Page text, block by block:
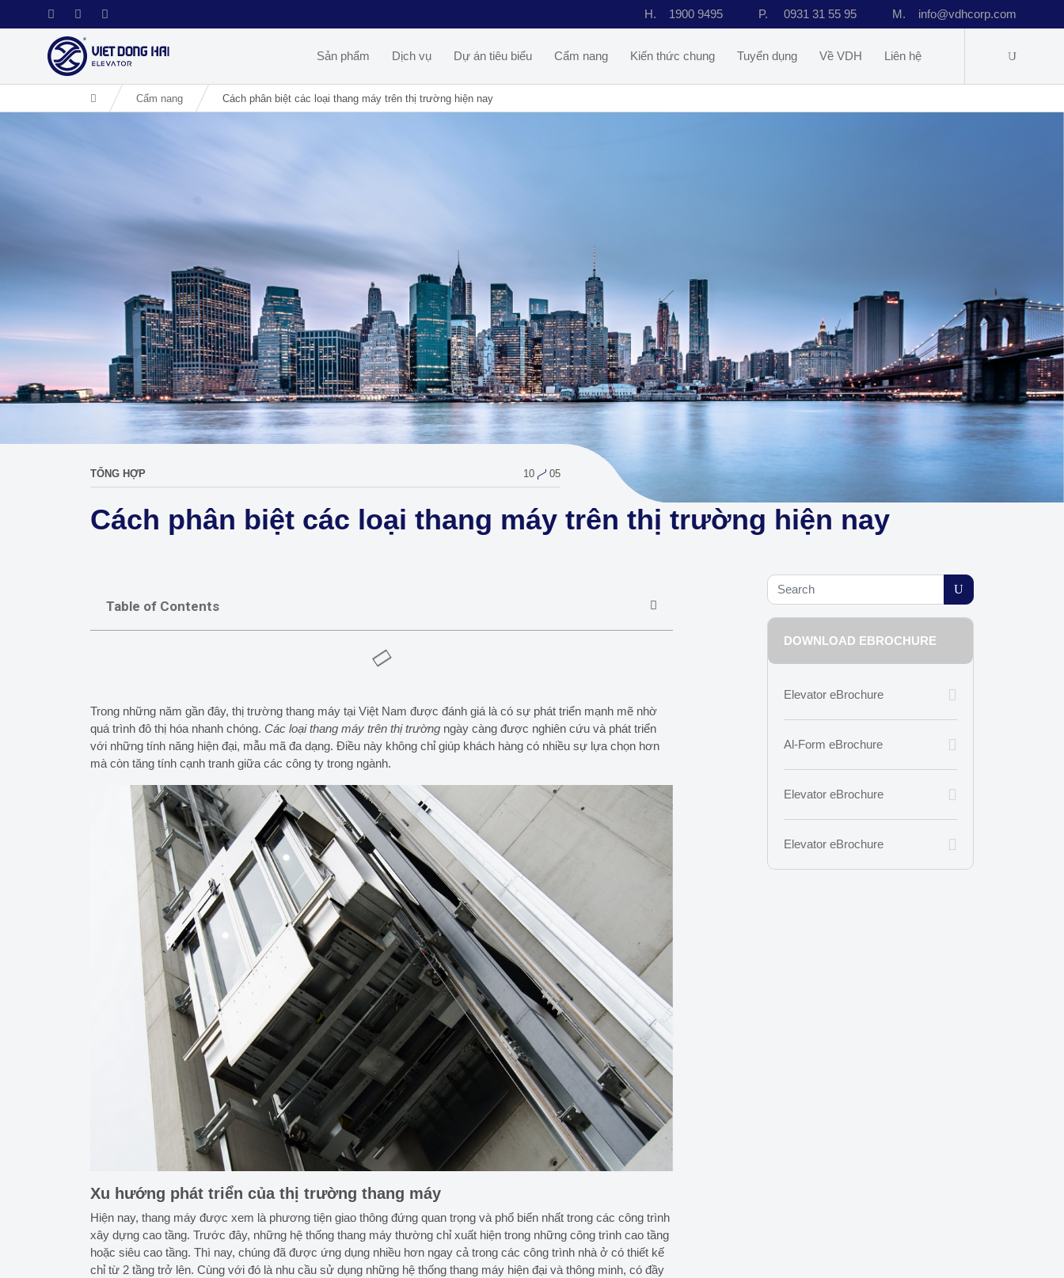
H. 1900 9495 P. 0931 31 55 95 M. info@vdhcorp.com
Sản phẩm Dịch vụ Dự án tiêu biểu Cẩm nang Kiến thức chung Tuyển dụng Về VDH Liên hệ
Cẩm nang Cách phân biệt các loại thang máy trên thị trường hiện nay
TỔNG HỢP 10 05
Cách phân biệt các loại thang máy trên thị trường hiện nay
Table of Contents
Trong những năm gần đây, thị trường thang máy tại Việt Nam được đánh giá là có sự phát triển mạnh mẽ nhờ
quá trình đô thị hóa nhanh chóng. Các loại thang máy trên thị trường ngày càng được nghiên cứu và phát triển
với những tính năng hiện đại, mẫu mã đa dạng. Điều này không chỉ giúp khách hàng có nhiều sự lựa chọn hơn
mà còn tăng tính cạnh tranh giữa các công ty trong ngành.
Xu hướng phát triển của thị trường thang máy
Hiện nay, thang máy được xem là phương tiện giao thông đứng quan trọng và phổ biến nhất trong các công trình
xây dựng cao tầng. Trước đây, những hệ thống thang máy thường chỉ xuất hiện trong những công trình cao tầng
hoặc siêu cao tầng. Thì nay, chúng đã được ứng dụng nhiều hơn ngay cả trong các công trình nhà ở có thiết kế
chỉ từ 2 tầng trở lên. Cùng với đó là nhu cầu sử dụng những hệ thống thang máy hiện đại và thông minh, có đầy
DOWNLOAD EBROCHURE
Elevator eBrochure
Al-Form eBrochure
Elevator eBrochure
Elevator eBrochure